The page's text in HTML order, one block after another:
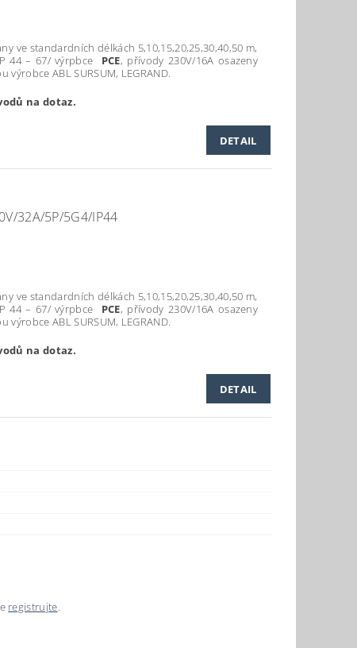
ve standardních délkách 5,10,15,20,25,30,40,50 m,
44 – 67/ výrpbce PCE, přívody 230V/16A osazeny
výrobce ABL SURSUM, LEGRAND.
na dotaz.
DETAIL
32A/5P/5G4/IP44
ve standardních délkách 5,10,15,20,25,30,40,50 m,
44 – 67/ výrpbce PCE, přívody 230V/16A osazeny
výrobce ABL SURSUM, LEGRAND.
na dotaz.
DETAIL
registrujte.